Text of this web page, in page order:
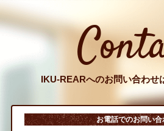
IKU-REARへのお問い合わせ
お電話でのお問い合